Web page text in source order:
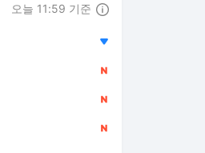
오늘 11:59 기준